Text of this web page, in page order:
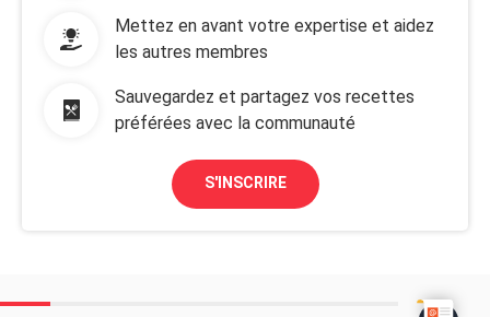
Mettez en avant votre expertise et aidez
les autres membres
Sauvegardez et partagez vos recettes
préférées avec la communauté
S'INSCRIRE